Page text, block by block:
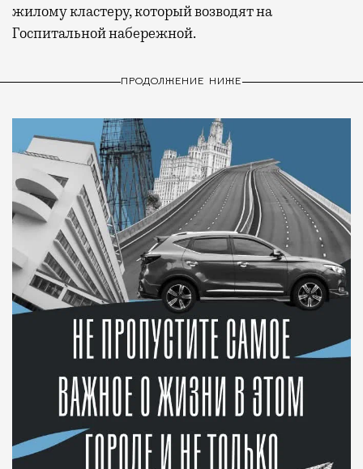
жилому кластеру, который возводят на
Госпитальной набережной.
ПРОДОЛЖЕНИЕ НИЖЕ